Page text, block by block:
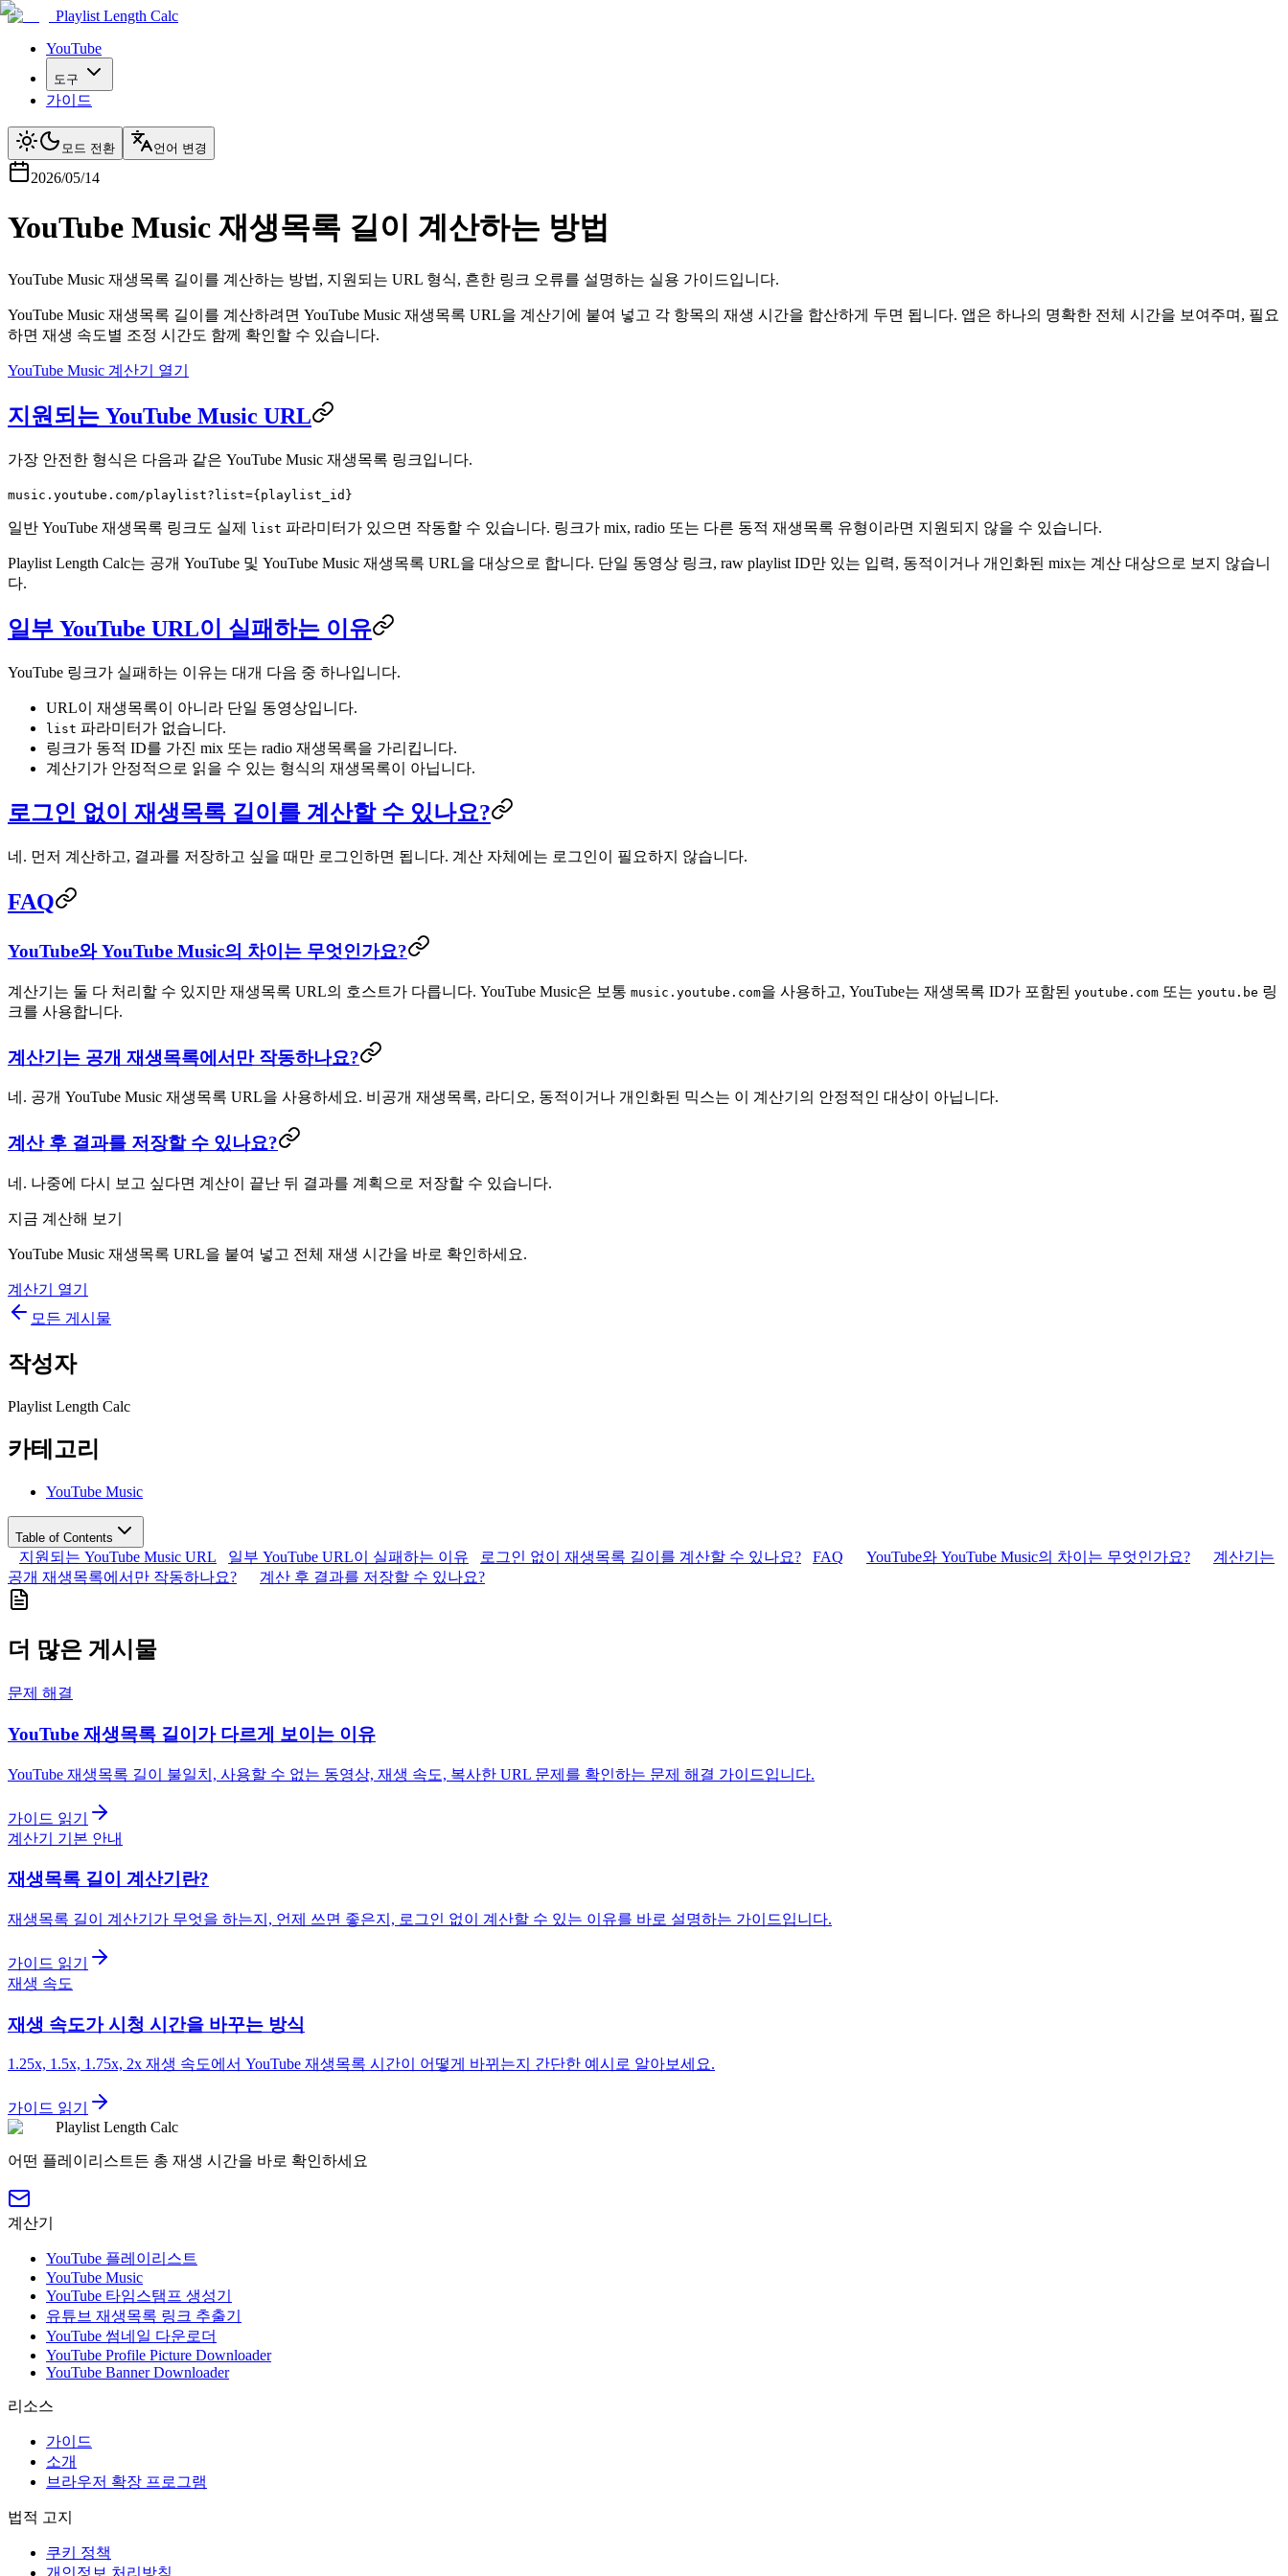
Playlist Length Calc
YouTube
도구
가이드
모드 전환 언어 변경
2026/05/14
YouTube Music 재생목록 길이 계산하는 방법
YouTube Music 재생목록 길이를 계산하는 방법, 지원되는 URL 형식, 흔한 링크 오류를 설명하는 실용 가이드입니다.
YouTube Music 재생목록 길이를 계산하려면 YouTube Music 재생목록 URL을 계산기에 붙여 넣고 각 항목의 재생 시간을 합산하게 두면 됩니다. 앱은 하나의 명확한 전체 시간을 보여주며, 필요
하면 재생 속도별 조정 시간도 함께 확인할 수 있습니다.
YouTube Music 계산기 열기
지원되는 YouTube Music URL
가장 안전한 형식은 다음과 같은 YouTube Music 재생목록 링크입니다.
music.youtube.com/playlist?list={playlist_id}
일반 YouTube 재생목록 링크도 실제 list 파라미터가 있으면 작동할 수 있습니다. 링크가 mix, radio 또는 다른 동적 재생목록 유형이라면 지원되지 않을 수 있습니다.
Playlist Length Calc는 공개 YouTube 및 YouTube Music 재생목록 URL을 대상으로 합니다. 단일 동영상 링크, raw playlist ID만 있는 입력, 동적이거나 개인화된 mix는 계산 대상으로 보지 않습니
다.
일부 YouTube URL이 실패하는 이유
YouTube 링크가 실패하는 이유는 대개 다음 중 하나입니다.
URL이 재생목록이 아니라 단일 동영상입니다.
list 파라미터가 없습니다.
링크가 동적 ID를 가진 mix 또는 radio 재생목록을 가리킵니다.
계산기가 안정적으로 읽을 수 있는 형식의 재생목록이 아닙니다.
로그인 없이 재생목록 길이를 계산할 수 있나요?
네. 먼저 계산하고, 결과를 저장하고 싶을 때만 로그인하면 됩니다. 계산 자체에는 로그인이 필요하지 않습니다.
FAQ
YouTube와 YouTube Music의 차이는 무엇인가요?
계산기는 둘 다 처리할 수 있지만 재생목록 URL의 호스트가 다릅니다. YouTube Music은 보통 music.youtube.com을 사용하고, YouTube는 재생목록 ID가 포함된 youtube.com 또는 youtu.be 링
크를 사용합니다.
계산기는 공개 재생목록에서만 작동하나요?
네. 공개 YouTube Music 재생목록 URL을 사용하세요. 비공개 재생목록, 라디오, 동적이거나 개인화된 믹스는 이 계산기의 안정적인 대상이 아닙니다.
계산 후 결과를 저장할 수 있나요?
네. 나중에 다시 보고 싶다면 계산이 끝난 뒤 결과를 계획으로 저장할 수 있습니다.
지금 계산해 보기
YouTube Music 재생목록 URL을 붙여 넣고 전체 재생 시간을 바로 확인하세요.
계산기 열기
모든 게시물
작성자
Playlist Length Calc
카테고리
YouTube Music
Table of Contents
지원되는 YouTube Music URL 일부 YouTube URL이 실패하는 이유 로그인 없이 재생목록 길이를 계산할 수 있나요? FAQ YouTube와 YouTube Music의 차이는 무엇인가요?
계산기는
공개 재생목록에서만 작동하나요?
계산 후 결과를 저장할 수 있나요?
더 많은 게시물
문제 해결
YouTube 재생목록 길이가 다르게 보이는 이유
YouTube 재생목록 길이 불일치, 사용할 수 없는 동영상, 재생 속도, 복사한 URL 문제를 확인하는 문제 해결 가이드입니다.
가이드 읽기
계산기 기본 안내
재생목록 길이 계산기란?
재생목록 길이 계산기가 무엇을 하는지, 언제 쓰면 좋은지, 로그인 없이 계산할 수 있는 이유를 바로 설명하는 가이드입니다.
가이드 읽기
재생 속도
재생 속도가 시청 시간을 바꾸는 방식
1.25x, 1.5x, 1.75x, 2x 재생 속도에서 YouTube 재생목록 시간이 어떻게 바뀌는지 간단한 예시로 알아보세요.
가이드 읽기
Playlist Length Calc
어떤 플레이리스트든 총 재생 시간을 바로 확인하세요
계산기
YouTube 플레이리스트
YouTube Music
YouTube 타임스탬프 생성기
유튜브 재생목록 링크 추출기
YouTube 썸네일 다운로더
YouTube Profile Picture Downloader
YouTube Banner Downloader
리소스
가이드
소개
브라우저 확장 프로그램
법적 고지
쿠키 정책